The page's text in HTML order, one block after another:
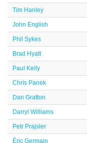
Tim Hanley
John English
Phil Sykes
Brad Hyatt
Paul Kelly
Chris Panek
Dan Gratton
Darryl Williams
Petr Prajsler
Éric Germain